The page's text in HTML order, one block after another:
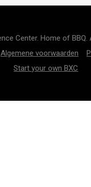
Center. Home of BBQ.
Algemene voorwaarden
Start your own BXC